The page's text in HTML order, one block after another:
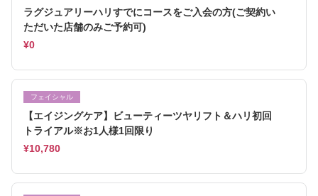
ラグジュアリーハリすでにコースをご入会の方(ご契約い
ただいた店舗のみご予約可)
¥0
フェイシャル
【エイジングケア】ビューティーツヤリフト＆ハリ初回
トライアル※お1人様1回限り
¥10,780